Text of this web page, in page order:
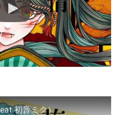
初音ミク）